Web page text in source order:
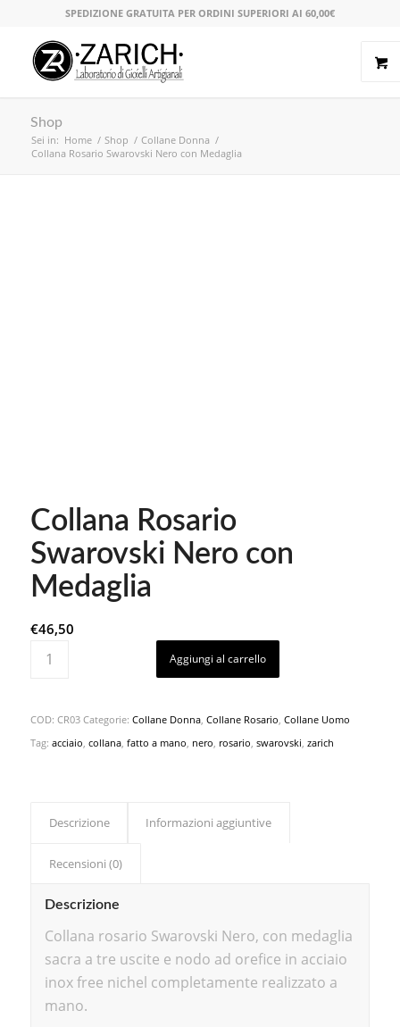
SPEDIZIONE GRATUITA PER ORDINI SUPERIORI AI 60,00€
Shop
Sei in: Home / Shop / Collane Donna /
Collana Rosario Swarovski Nero con Medaglia
Collana Rosario
Swarovski Nero con
Medaglia
€46,50
Aggiungi al carrello
COD: CR03 Categorie: Collane Donna, Collane Rosario Collane Uomo
Tag: acciaio collana, fatto a mano nero rosario swarovski zarich
Descrizione Informazioni aggiuntive
Recensioni (0)
Descrizione
Collana rosario Swarovski Nero, con medaglia
sacra a tre uscite e nodo ad orefice in acciaio
inox free nichel completamente realizzato a
mano.